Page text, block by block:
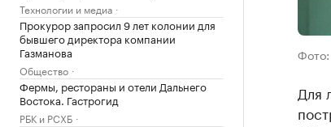
Технологии и медиа
Прокурор запросил 9 лет колонии для
бывшего директора компании
Газманова
Общество
Фермы, рестораны и отели Дальнего
Востока. Гастрогид
РБК и РСХБ
Для